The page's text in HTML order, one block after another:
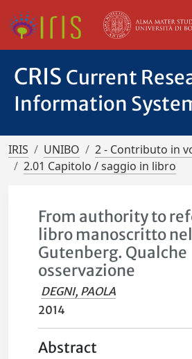
CRIS Current
Information
IRIS UNIBO
2 - Contributo in
2.01 Capitolo / saggio in libro
From authority to
libro manoscritto
Gutenberg. Qualche
osservazione
DEGNI, PAOLA
2014
Abstract